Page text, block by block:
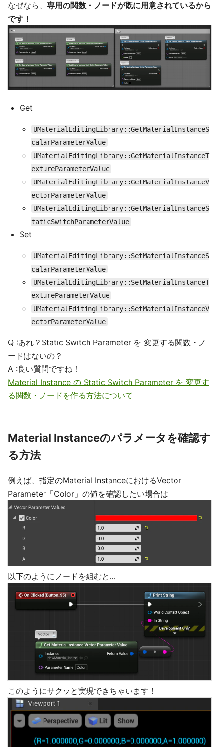
なぜなら、 専用の関数・ノードが既に用意されているから
です！
Get
UMaterialEditingLibrary::GetMaterialInstanceS
calarParameterValue
UMaterialEditingLibrary::GetMaterialInstanceT
extureParameterValue
UMaterialEditingLibrary::GetMaterialInstanceV
ectorParameterValue
UMaterialEditingLibrary::GetMaterialInstanceS
taticSwitchParameterValue
Set
UMaterialEditingLibrary::SetMaterialInstanceS
calarParameterValue
UMaterialEditingLibrary::SetMaterialInstanceT
extureParameterValue
UMaterialEditingLibrary::SetMaterialInstanceV
ectorParameterValue
Q :あれ？Static Switch Parameter を 変更する関数・ノ
ードはないの？
A :良い質問ですね！
Material Instance の Static Switch Parameter を 変更す
る関数・ノードを作る方法について
Material Instanceのパラメータを確認す
る方法
例えば、指定のMaterial InstanceにおけるVector
Parameter「Color」の値を確認したい場合は
以下のようにノードを組むと…
このようにサクッと実現できちゃいます！